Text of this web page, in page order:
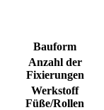
Bauform
Anzahl der
Fixierungen
Werkstoff
Füße/Rollen